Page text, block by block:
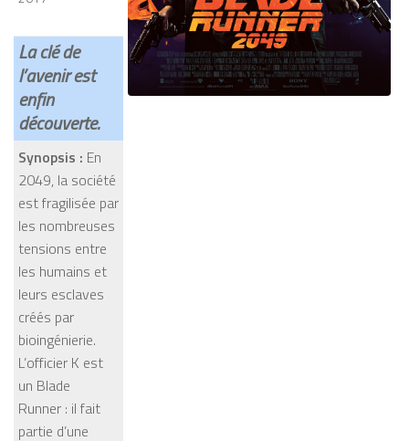
La clé de
l’avenir est
enfin
découverte.
Synopsis : En
2049, la société
est fragilisée par
les nombreuses
tensions entre
les humains et
leurs esclaves
créés par
bioingénierie.
L’officier K est
un Blade
Runner : il fait
partie d’une